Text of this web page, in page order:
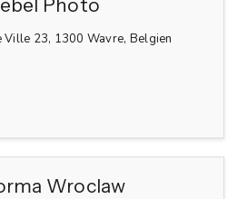
Photo
23, 1300 Wavre, Belgien
Wroclaw